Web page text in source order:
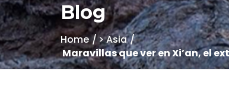
Blog
Home
> Asia
Maravillas que ver en Xi’an, el